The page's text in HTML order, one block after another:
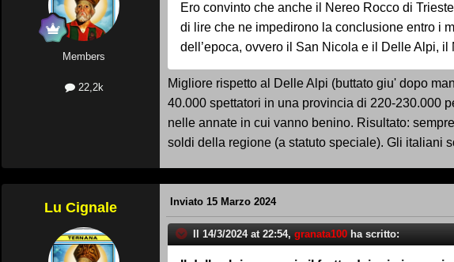
Members
22,2k
Ero convinto che anche il Nereo Rocco di
di lire che ne impedirono la conclusione entro i
dell’epoca, ovvero il San Nicola e il Delle Alpi,
Migliore rispetto al Delle Alpi (buttato giu' dopo
40.000 spettatori in una provincia di 220-230.000
nelle annate in cui vanno benino. Risultato:
soldi della regione (a statuto speciale). Gli italiani
Lu Cignale Inviato 15 Marzo 2024
Il 14/3/2024 at 22:54, granata100 ha scritto: